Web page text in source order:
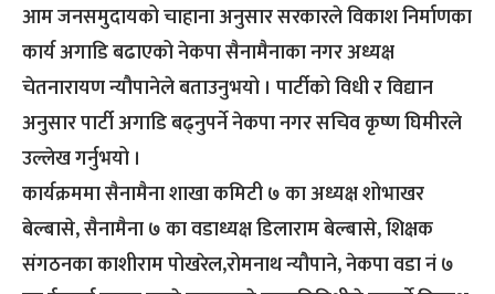
आम जनसमुदायको चाहाना अनुसार सरकारले विकाश निर्माणका
कार्य अगाडि बढाएको नेकपा सैनामैनाका नगर अध्यक्ष
चेतनारायण न्यौपानेले बताउनुभयो । पार्टीको विधी र विद्यान
अनुसार पार्टी अगाडि बढ्नुपर्ने नेकपा नगर सचिव कृष्ण घिमीरले
उल्लेख गर्नुभयो ।
कार्यक्रममा सैनामैना शाखा कमिटी ७ का अध्यक्ष शोभाखर
बेल्बासे, सैनामैना ७ का वडाध्यक्ष डिलाराम बेल्बासे, शिक्षक
संगठनका काशीराम पोखरेल,रोमनाथ न्यौपाने, नेकपा वडा नं ७